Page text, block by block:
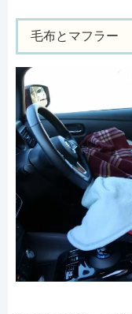
毛布とマフラー